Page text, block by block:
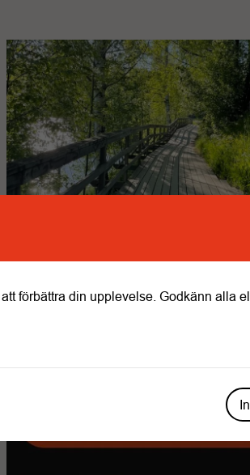
SOMMARENS ÖPPETTIDER 15 JUNI
Sommarens öppettider
förbättra din upplevelse. Godkänn alla